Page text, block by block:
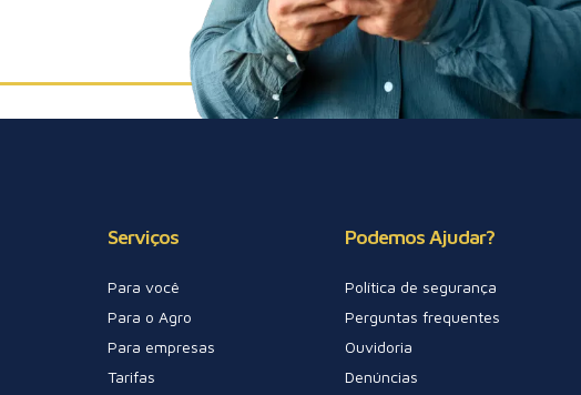
Serviços
Para você
Para o Agro
Para empresas
Tarifas
Podemos Ajudar?
Política de segurança
Perguntas frequentes
Ouvidoria
Denúncias